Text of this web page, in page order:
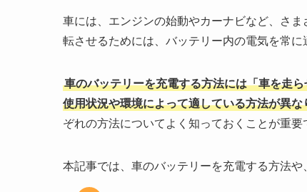
車には、エンジンの始動やカーナビなど、さ
転させるためには、バッテリー内の電気を常に
車のバッテリーを充電する方法には「車を走
使用状況や環境によって適している方法が異な
ぞれの方法についてよく知っておくことが重要
本記事では、車のバッテリーを充電する方法